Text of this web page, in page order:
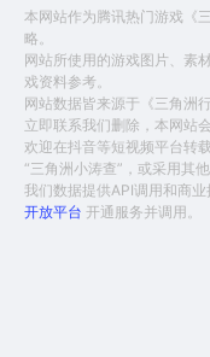
本网站作为腾讯热门游戏《
略。
网站所使用的游戏图片、素
戏资料参考。
网站数据皆来源于《三角洲
立即联系我们删除，本网站
欢迎在抖音等短视频平台转
“三角洲小涛查”，或采用其
我们数据提供API调用和商
开放平台 开通服务并调用。